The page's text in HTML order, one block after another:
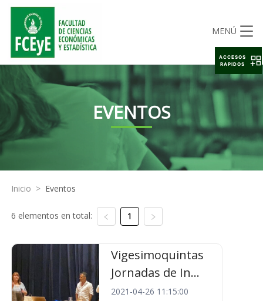
MENÚ
EVENTOS
Inicio > Eventos
6 elementos en total: 1
Vigesimoquintas
Jornadas de In...
2021-04-26 11:15:00
ACCESOS
RAPIDOS